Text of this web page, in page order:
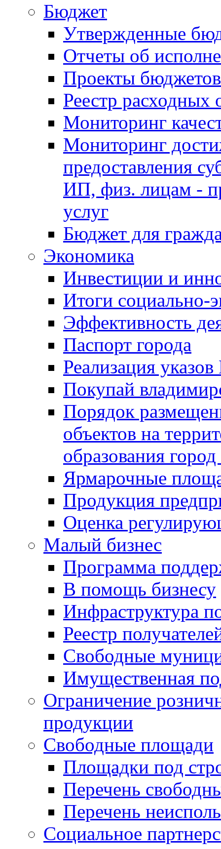
Бюджет
Утвержденные
Отчеты об
Проекты бюджетов
Реестр расходных
Мониторинг
Мониторинг
предоставления
ИП, физ. лицам -
услуг
Бюджет для
Экономика
Инвестиции и
Итоги социально-
Эффективность
Паспорт города
Реализация
Покупай
Порядок
объектов на
образования
Ярмарочные
Продукция
Оценка
Малый бизнес
Программа
В помощь бизнесу
Инфраструктура
Реестр
Свободные
Имущественная
Ограничение
продукции
Свободные площади
Площадки под
Перечень
Перечень
Социальное